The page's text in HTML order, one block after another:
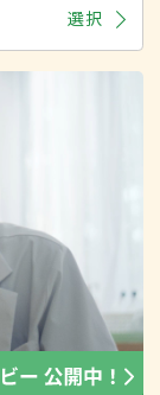
選択